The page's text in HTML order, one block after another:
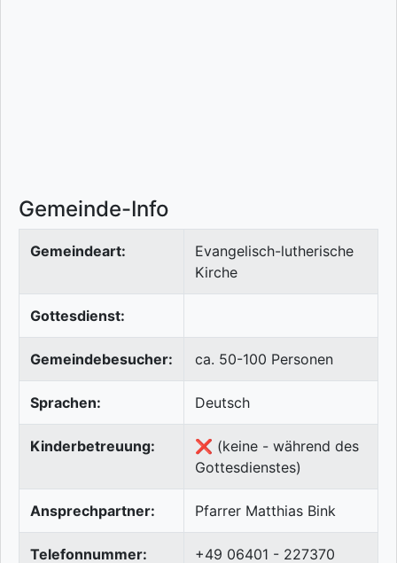
Gemeinde-Info
Gemeindeart:
Evangelisch-lutherische
Kirche
Gottesdienst:
Gemeindebesucher: ca. 50-100 Personen
Sprachen: Deutsch
Kinderbetreuung:
❌ (keine - während des
Gottesdienstes)
Ansprechpartner: Pfarrer Matthias Bink
Telefonnummer: +49 06401 - 227370